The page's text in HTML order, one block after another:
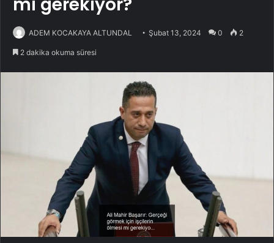
mi gerekiyor?
ADEM KOCAKAYA ALTUNDAL Şubat 13, 2024 0 2
2 dakika okuma süresi